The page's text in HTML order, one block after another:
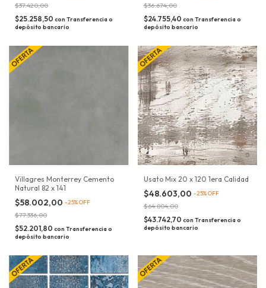
$37.420,00
$25.258,50 con Transferencia o
depósito bancario
$36.674,00
$24.755,40 con Transferencia o
depósito bancario
Villagres Monterrey Cemento
Natural 82 x 141
$58.002,00 -25%OFF
$77.336,00
$52.201,80 con Transferencia o
depósito bancario
Usato Mix 20 x 120 1era Calidad
$48.603,00 -25%OFF
$64.804,00
$43.742,70 con Transferencia o
depósito bancario